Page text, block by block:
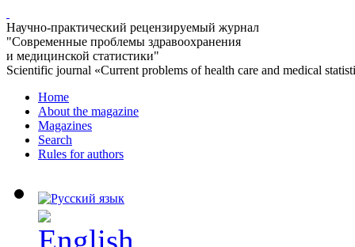
Научно-практический рецензируемый журнал
"Современные проблемы здравоохранения
и медицинской статистики"
Scientific journal «Current problems of health care and medical
Home
About the magazine
Magazines
Search
Rules for authors